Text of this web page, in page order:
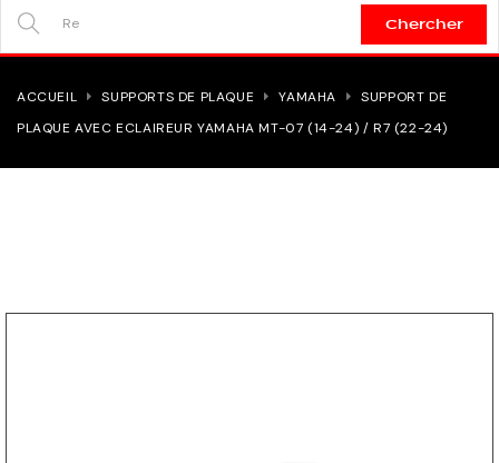
Chercher
ACCUEIL SUPPORTS DE PLAQUE YAMAHA
SUPPORT DE
PLAQUE AVEC ECLAIREUR YAMAHA MT-07 (14-24) / R7 (22-24)